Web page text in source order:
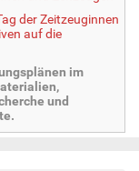
der Zeitzeuginnen
auf die
im
und